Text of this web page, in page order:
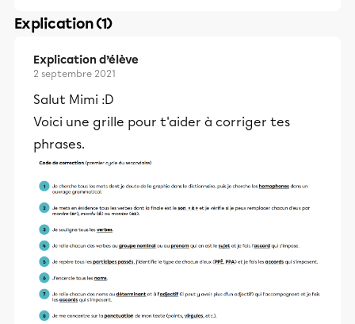
Explication (1)
Explication d’élève
2 septembre 2021
Salut Mimi :D
Voici une grille pour t'aider à corriger tes
phrases.